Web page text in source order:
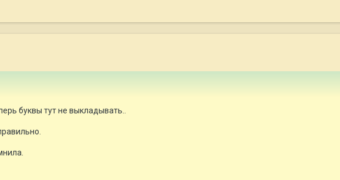
буквы тут не выкладывать..